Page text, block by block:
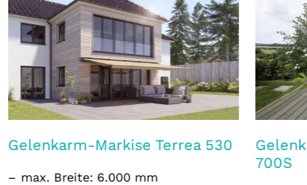
Gelenkarm-Markise Terrea 530
max. Breite: 6.000 mm
700S